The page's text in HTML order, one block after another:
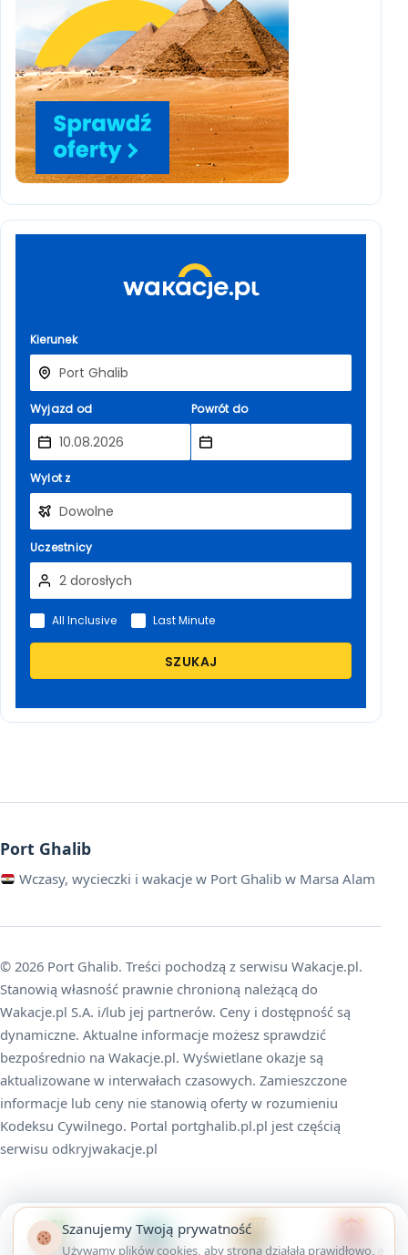
Kierunek
Wyjazd od Powrót do
Wylot z
Uczestnicy
SZUKAJ
All Inclusive Last Minute
Port Ghalib
Wczasy, wycieczki i wakacje w Port Ghalib w Marsa Alam
© 2026 Port Ghalib. Treści pochodzą z serwisu Wakacje.pl.
Stanowią własność prawnie chronioną należącą do
Wakacje.pl S.A. i/lub jej partnerów. Ceny i dostępność są
dynamiczne. Aktualne informacje możesz sprawdzić
bezpośrednio na Wakacje.pl. Wyświetlane okazje są
aktualizowane w interwałach czasowych. Zamieszczone
informacje lub ceny nie stanowią oferty w rozumieniu
Kodeksu Cywilnego. Portal portghalib.pl.pl jest częścią
serwisu odkryjwakacje.pl
Wakacje All Inclusive Hotele Last Minute
Szanujemy Twoją prywatność
Używamy plików cookies, aby strona działała prawidłowo,